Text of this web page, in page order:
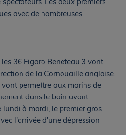
Les deux premiers
avec de nombreuses
36 Figaro Beneteau 3 vont
de la Cornouaille anglaise.
permettre aux marins de
dans le bain avant
à mardi, le premier gros
l'arrivée d'une dépression